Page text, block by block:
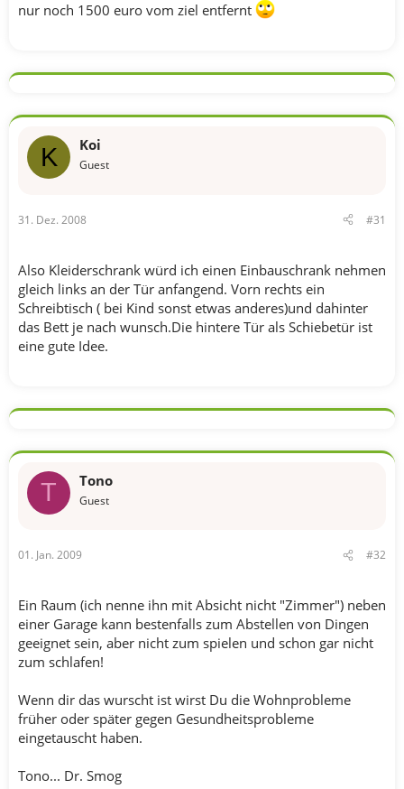
nur noch 1500 euro vom ziel entfernt
K Koi
Guest
31. Dez. 2008 #31
Also Kleiderschrank würd ich einen Einbauschrank nehmen
gleich links an der Tür anfangend. Vorn rechts ein
Schreibtisch ( bei Kind sonst etwas anderes)und dahinter
das Bett je nach wunsch.Die hintere Tür als Schiebetür ist
eine gute Idee.
T Tono
Guest
01. Jan. 2009 #32
Ein Raum (ich nenne ihn mit Absicht nicht "Zimmer") neben
einer Garage kann bestenfalls zum Abstellen von Dingen
geeignet sein, aber nicht zum spielen und schon gar nicht
zum schlafen!
Wenn dir das wurscht ist wirst Du die Wohnprobleme
früher oder später gegen Gesundheitsprobleme
eingetauscht haben.
Tono... Dr. Smog